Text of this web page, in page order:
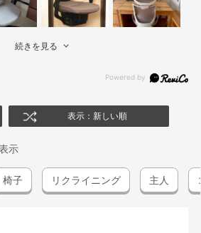
続きを見る
表示：新しい順
示
椅子 リクライニング 主人